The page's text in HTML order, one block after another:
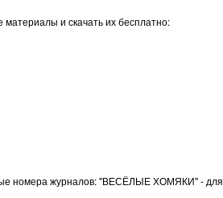
и скачать их бесплатно:
номера журналов: "ВЕСЁЛЫЕ ХОМЯКИ" -